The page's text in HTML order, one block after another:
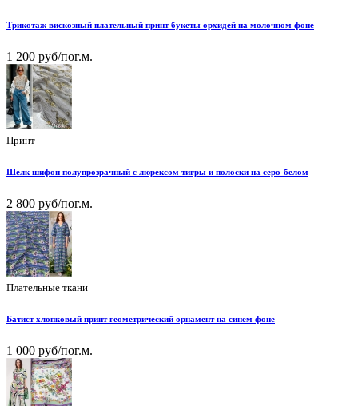
Трикотаж вискозный плательный принт букеты орхидей на молочном фоне
1 200 руб/пог.м.
Принт
Шелк шифон полупрозрачный с люрексом тигры и полоски на серо-белом
2 800 руб/пог.м.
Плательные ткани
Батист хлопковый принт геометрический орнамент на синем фоне
1 000 руб/пог.м.